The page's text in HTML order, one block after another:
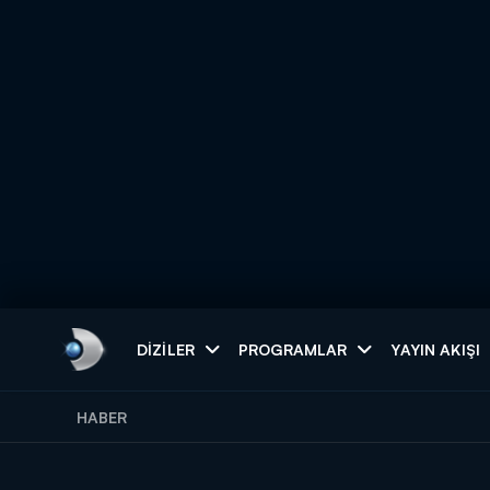
DIZILER PROGRAMLAR YAYIN AKIŞI
HABER